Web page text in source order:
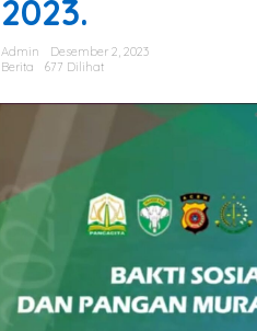
2023.
Admin
Desember 2, 2023
Berita
677 Dilihat